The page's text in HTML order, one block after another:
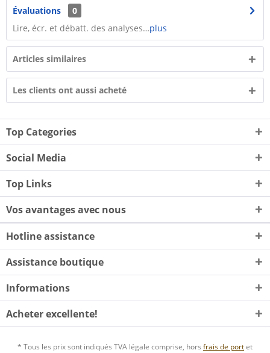
Évaluations
0
Lire, écr. et débatt. des analyses…plus
Articles similaires
Les clients ont aussi acheté
Top Categories
Social Media
Top Links
Vos avantages avec nous
Hotline assistance
Assistance boutique
Informations
Acheter excellente!
* Tous les prix sont indiqués TVA légale comprise, hors frais de portet